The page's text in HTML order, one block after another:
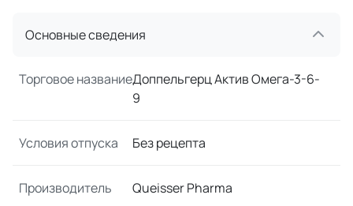
Основные сведения
Торговое названиеДоппельгерц Актив Омега-3-6-
9
Условия отпуска Без рецепта
Производитель Queisser Pharma